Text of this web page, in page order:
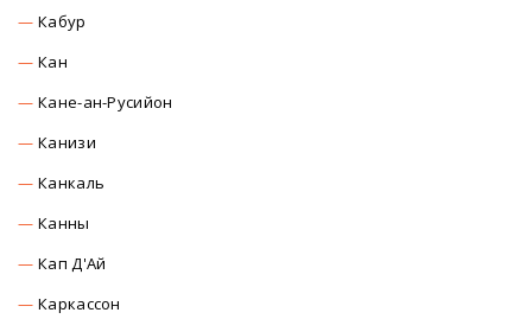
Кабур
Кан
Кане-ан-Русийон
Канизи
Канкаль
Канны
Кап Д'Ай
Каркасcон